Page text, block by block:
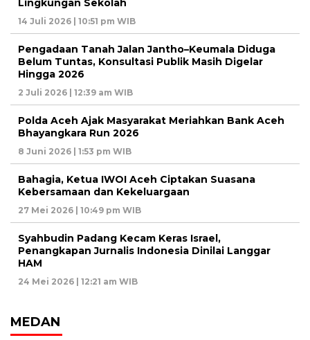
Lingkungan Sekolah
14 Juli 2026 | 10:51 pm WIB
Pengadaan Tanah Jalan Jantho–Keumala Diduga
Belum Tuntas, Konsultasi Publik Masih Digelar
Hingga 2026
2 Juli 2026 | 12:39 am WIB
Polda Aceh Ajak Masyarakat Meriahkan Bank Aceh
Bhayangkara Run 2026
8 Juni 2026 | 1:53 pm WIB
Bahagia, Ketua IWOI Aceh Ciptakan Suasana
Kebersamaan dan Kekeluargaan
27 Mei 2026 | 10:49 pm WIB
Syahbudin Padang Kecam Keras Israel,
Penangkapan Jurnalis Indonesia Dinilai Langgar
HAM
24 Mei 2026 | 12:21 am WIB
MEDAN